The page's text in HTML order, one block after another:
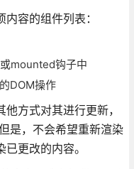
容的组件列表：
mounted钩子中
DOM操作
方式对其进行更新，
是，不会希望重新渲染
更改的内容。